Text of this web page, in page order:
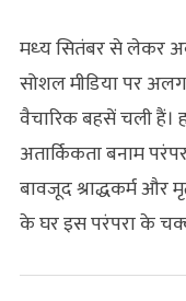
मध्‍य सितंबर से लेकर
सोशल मीडिया पर
वैचारिक बहसें चली हैं।
अतार्किकता बनाम
बावजूद श्राद्धकर्म और
के घर इस परंपरा के